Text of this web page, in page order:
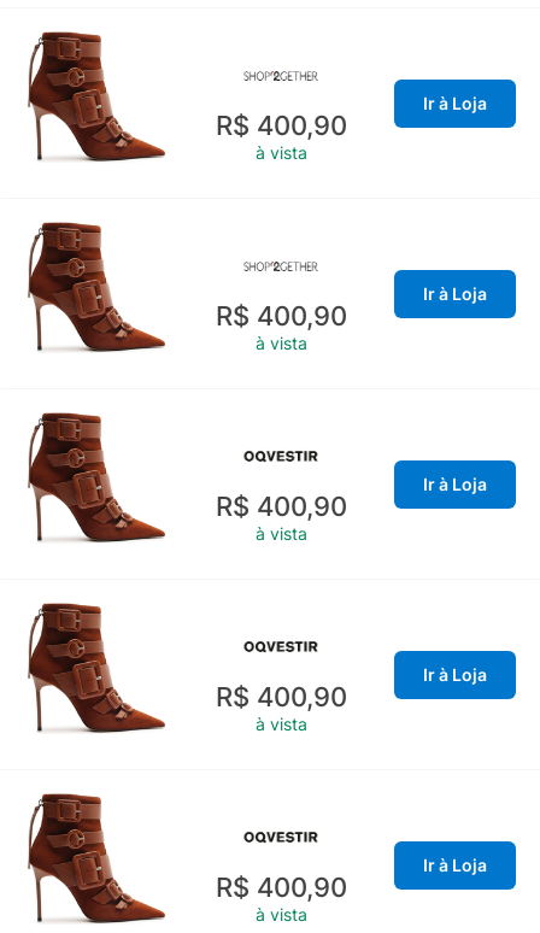
R$ 400,90
à vista
Ir à Loja
R$ 400,90
à vista
Ir à Loja
R$ 400,90
à vista
Ir à Loja
R$ 400,90
à vista
Ir à Loja
R$ 400,90
à vista
Ir à Loja